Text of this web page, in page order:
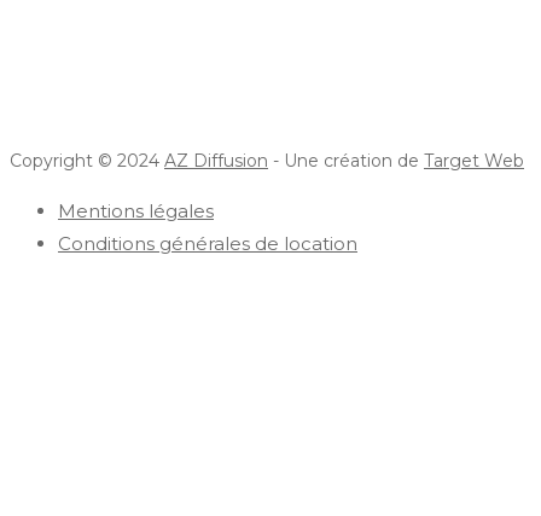
Copyright © 2024 AZ Diffusion - Une création de Target Web
Mentions légales
Conditions générales de location